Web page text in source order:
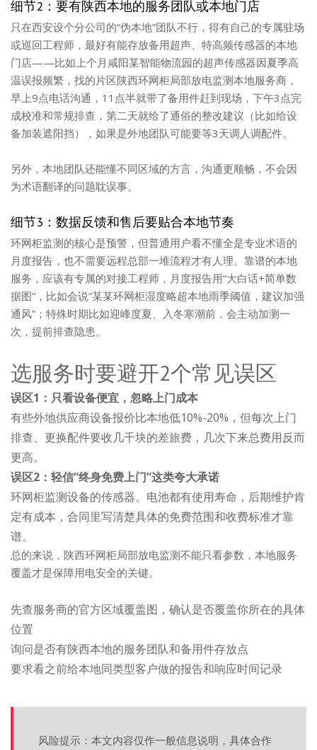
细节2：要有陕西本地的服务团队或本地门店
只在西安设个分公司的“伪本地”团队不行，得有自己的专属驻场
或巡回工程师，最好有能存放备用超声、特高频传感器的本地
门店——比如上个月咸阳某智能物流园的超声传感器因夏季高
温误报频繁，找的片区陕西环网柜局部放电监测本地服务商，
早上9点电话沟通，11点半就带了备用件赶到现场，下午3点完
成校准和常规排查，第二天就给了通俗的整改建议（比如给设
备加装遮阳挡），如果是外地团队可能要等3天调人调配件。
另外，本地团队还能懂不同区域的方言，沟通更顺畅，不会因
为术语翻译的问题耽误事。
细节3：数据反馈和售后要贴合本地节奏
环网柜监测的核心是预警，但普通用户看不懂全是专业术语的
月度报告，也不需要远程总部一堆流程才有人理。靠谱的本地
服务，应该有专属的对接工程师，月度报告用“大白话+简单数
据图”，比如会说“某某环网柜湿度略超本地雨季阈值，建议加强
通风”；特殊时期比如迎峰度夏、入冬寒潮前，会主动加测一
次，提前排查隐患。
选服务时要避开2个常见误区
误区1：只看设备便宜，忽略上门成本
有些外地供应商设备报价比本地低10%-20%，但每次上门
排查、更换配件要收几千块的差旅费，几次下来总费用反而
更高。
误区2：轻信“终身免费上门”这类夸大承诺
环网柜监测设备的传感器、电池都有使用寿命，后期维护肯
定有成本，合同里写清楚具体的免费范围和收费标准才靠
谱。
总的来说，陕西环网柜局部放电监测不能只看参数，本地服务
覆盖才是保障用电安全的关键。
先查服务商的官方区域覆盖图，确认是否覆盖你所在的具体
位置
询问是否有陕西本地的服务团队和备用件存放点
要求看之前给本地同类型客户做的报告和响应时间记录
风险提示：本文内容仅作一般信息说明，具体合作